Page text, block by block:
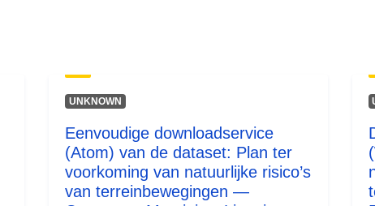
UNKNOWN
Eenvoudige downloadservice
(Atom) van de dataset: Plan ter
voorkoming van natuurlijke risico’s
van terreinbewegingen —